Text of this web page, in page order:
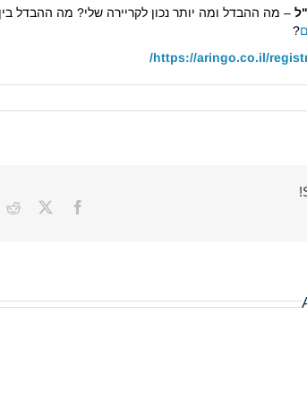
– מה ההבדל ומה יותר נכון לקריירה שלי? מה ההבדל בין MBA בארץ ל-
?
https://aringo.co.il/
Facebook
X